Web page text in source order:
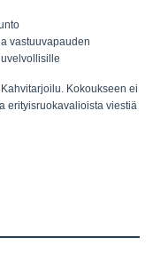
vastuuvapauden
Kokoukseen ei
erityisruokavalioista viestiä